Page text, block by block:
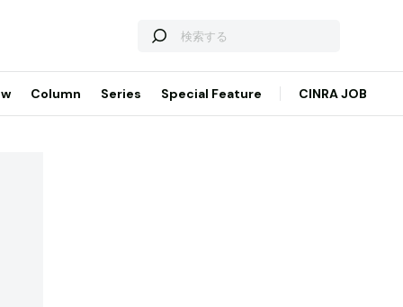
Column Series Special Feature CINRA JOB